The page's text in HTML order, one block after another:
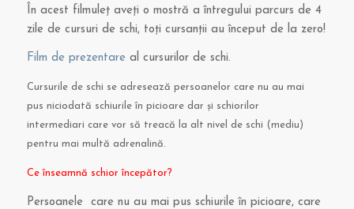
În acest filmuleț aveți o mostră a întregului parcurs de 4
zile de cursuri de schi, toți cursanții au început de la zero!
Film de prezentareal cursurilor de schi.
Cursurile de schi se adresează persoanelor care nu au mai
pus niciodată schiurile în picioare dar și schiorilor
intermediari care vor să treacă la alt nivel de schi (mediu)
pentru mai multă adrenalină.
Ce înseamnă schior începător?
Persoanele care nu au mai pus schiurile în picioare, care